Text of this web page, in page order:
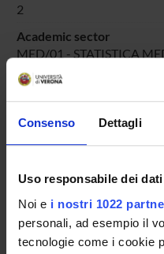
Consenso Dettagli
Uso responsabile dei dati
Noi e i nostri 1022
personali, ad esempio il
tecnologie come i cookie
2
Academic sector
MED/01 - STATISTICA
Degree Programme
Courses
Notices
Governing bodies